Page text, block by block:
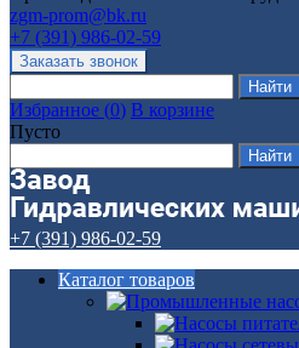
zgm-prom@bk.ru
+7 (391) 986-02-59
Избранное (0) В корзине
Пусто
+7 (391) 986-02-59
Каталог товаров